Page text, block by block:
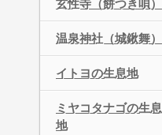
玄性寺（餅つき唄）
温泉神社（城鍬舞）
イトヨの生息地
ミヤコタナゴの生息
地